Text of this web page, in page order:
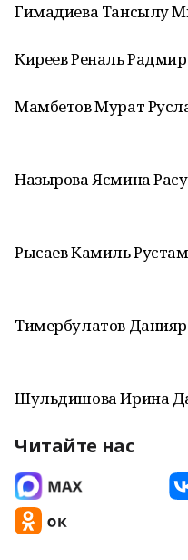
Гимадиева Тансылу
Киреев Реналь
Мамбетов Мурат
Назырова Ясмина
Рысаев Камиль
Тимербулатов
Шульдишова Ирина
Читайте нас